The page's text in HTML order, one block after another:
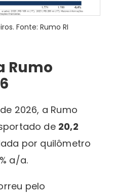
Fonte: Rumo RI
Rumo
2026, a Rumo
de 20,2
por quilômetro
a/a.
pelo